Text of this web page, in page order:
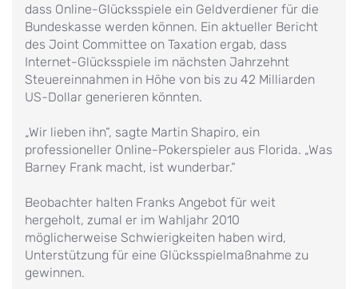
dass Online-Glücksspiele ein Geldverdiener für die
Bundeskasse werden können. Ein aktueller Bericht
des Joint Committee on Taxation ergab, dass
Internet-Glücksspiele im nächsten Jahrzehnt
Steuereinnahmen in Höhe von bis zu 42 Milliarden
US-Dollar generieren könnten.
„Wir lieben ihn“, sagte Martin Shapiro, ein
professioneller Online-Pokerspieler aus Florida. „Was
Barney Frank macht, ist wunderbar.“
Beobachter halten Franks Angebot für weit
hergeholt, zumal er im Wahljahr 2010
möglicherweise Schwierigkeiten haben wird,
Unterstützung für eine Glücksspielmaßnahme zu
gewinnen.